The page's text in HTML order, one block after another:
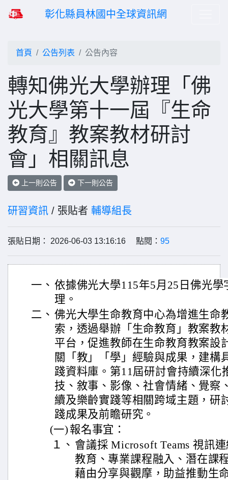
彰化縣員林國中全球資訊網
首頁 公告列表 公告內容
轉知佛光大學辦理「佛
光大學第十一屆『生命
教育』教案教材研討
會」相關訊息
上一則公告 下一則公告
研習資訊 / 張貼者 輔導組長
張貼日期： 2026-06-03 13:16:16 點閱： 95
一、 依據佛光大學115年5月25日佛光學
理。
二、 佛光大學生命教育中心為增進生命
索，透過舉辦「生命教育」教案教
平台，促進教師在生命教育教案設
關「教」「學」經驗與成果，建構
踐資料庫。第11屆研討會持續深化
技、敘事、影像、社會情緒、覺察
續及樂齡實踐等相關跨域主題，研
踐成果及前瞻研究。
(一) 報名事宜：
１、 會議採 Microsoft Teams 視訊
教育、專業課程融入、潛在課
藉由分享與觀摩，助益推動生